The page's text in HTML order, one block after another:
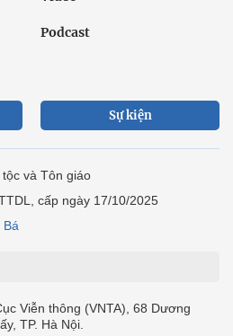
Podcast
Sự kiện
và Tôn giáo
cấp ngày 17/10/2025
Bá
Viễn thông (VNTA), 68 Dương
TP. Hà Nội.